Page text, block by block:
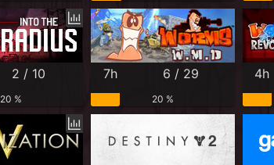
2 / 10
20 %
7h 6 / 29
20 %
4h